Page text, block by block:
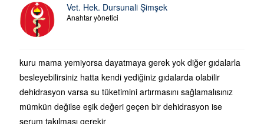
Vet. Hek. Dursunali Şimşek
Anahtar yönetici
kuru mama yemiyorsa dayatmaya gerek yok diğer gıdalarla
besleyebilirsiniz hatta kendi yediğiniz gıdalarda olabilir
dehidrasyon varsa su tüketimini artırmasını sağlamalısınız
mümkün değilse eşik değeri geçen bir dehidrasyon ise
serum takılması gerekir